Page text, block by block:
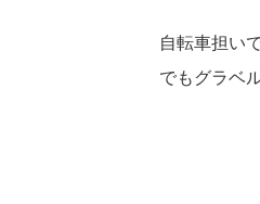
自転車担い
でもグラベ